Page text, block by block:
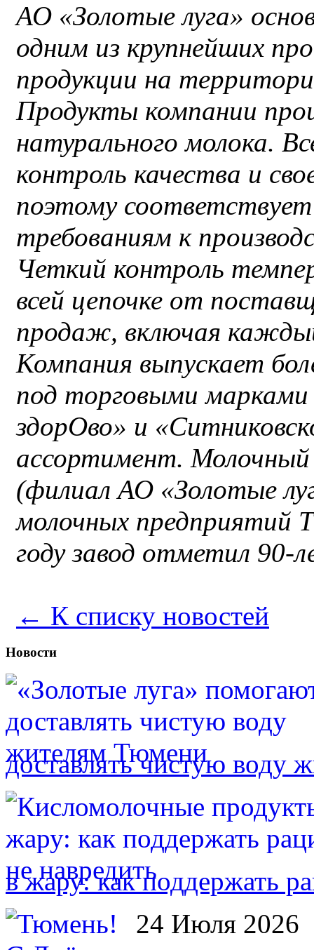
АО «Золотые луга»
одним из крупнейших
продукции на
Продукты компании
натурального молока.
контроль качества и
поэтому
требованиям к
Четкий контроль
всей цепочке от
продаж, включая
Компания выпускает
под торговыми
здорОво» и
ассортимент.
(филиал АО «Золотые
молочных предприятий
году завод отметил 90-
← К списку новостей
Новости
доставлять чистую воду
в жару: как поддержать
24 Июля 2026